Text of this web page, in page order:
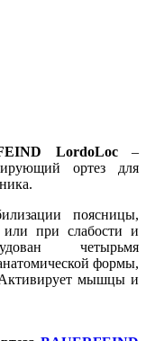
LordoLoc–
ортез для
поясницы,
при слабости и
четырьмя
формы,
мышцы и